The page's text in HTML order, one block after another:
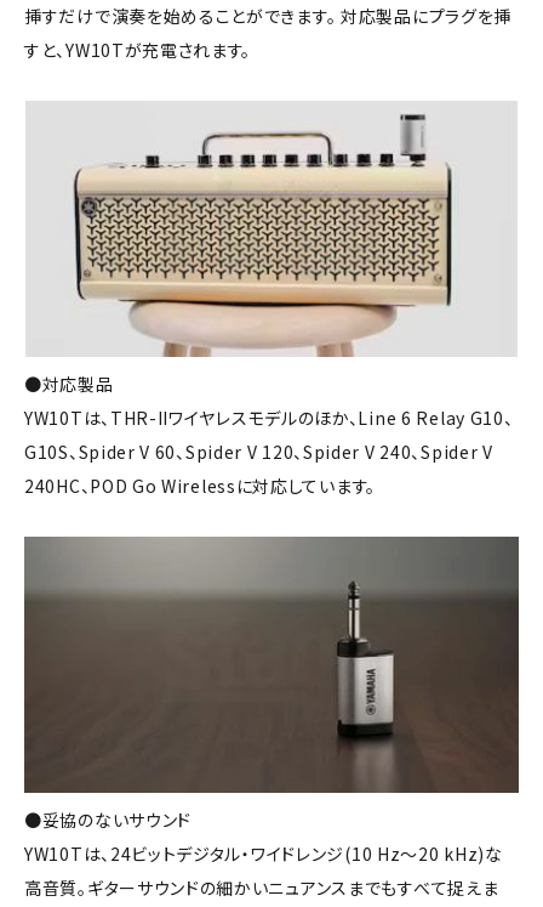
挿すだけで演奏を始めることができます。 対応製品にプラグを挿
すと、YW10Tが充電されます。
●対応製品
YW10Tは、THR-IIワイヤレスモデルのほか、Line 6 Relay G10、
G10S、Spider V 60、Spider V 120、Spider V 240、Spider V
240HC、POD Go Wirelessに対応しています。
●妥協のないサウンド
YW10Tは、24ビットデジタル・ワイドレンジ(10 Hz～20 kHz)な
高音質。ギターサウンドの細かいニュアンスまでもすべて捉えま